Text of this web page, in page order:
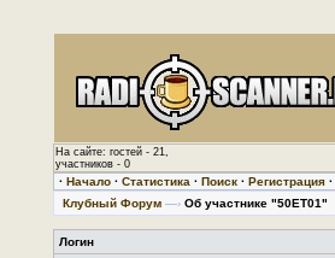
На сайте: гостей - 21,
участников - 0
· Начало· Статистика · Поиск· Регистрация·
Клубный Форум —›Об участнике "50ET01"
Логин